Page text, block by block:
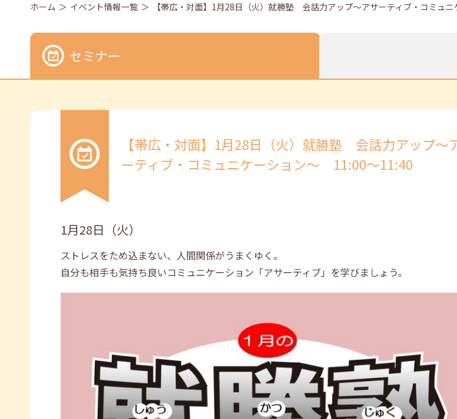
ホーム イベント情報一覧 【帯広・対面】1月28日（火）就勝塾 会話力アップ～アサーティブ・コミュ
セミナー
【帯広・対面】1月28日（火）就勝塾 会話力アップ～
ーティブ・コミュニケーション～ 11:00～11:40
1月28日（火）
ストレスをため込まない、人間関係がうまくゆく。
自分も相手も気持ち良いコミュニケーション「アサーティブ」を学びましょう。